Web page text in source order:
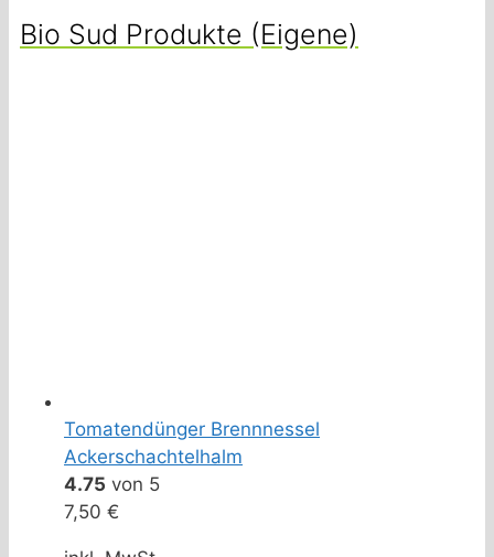
Bio Sud Produkte (Eigene)
Tomatendünger Brennnessel
Ackerschachtelhalm
4.75 von 5
7,50 €